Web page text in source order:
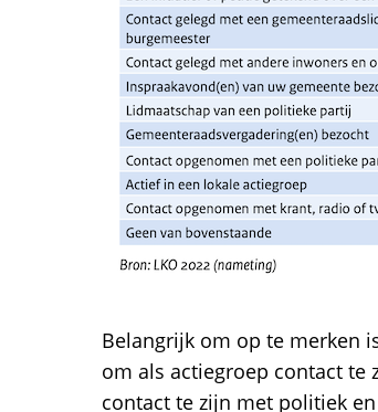
Belangrijk om op te merken
om als actiegroep contact
contact te zijn met politiek